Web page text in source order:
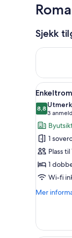
Sjekk
Sjekk
Åpne
alle
bildene
av
–
ikke-
røyk
6
8,88,8 av 10
3
(3
1
Plass
1
Wi-fi
Mer
Mer
–